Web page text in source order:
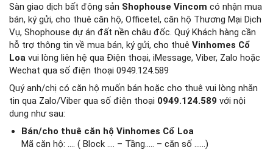
Sàn giao dịch bất động sản Shophouse Vincom có nhận mua
bán, ký gửi, cho thuê căn hộ, Officetel, căn hộ Thương Mại Dịch
Vụ, Shophouse dự án đất nền châu đốc. Quý Khách hàng cần
hỗ trợ thông tin về mua bán, ký gửi, cho thuê Vinhomes Cổ
Loa vui lòng liên hệ qua Điện thoại, iMessage, Viber, Zalo hoặc
Wechat qua số điện thoại 0949.124.589
Quý anh/chị có căn hộ muốn bán hoặc cho thuê vui lòng nhắn
tin qua Zalo/Viber qua số điện thoại 0949.124.589 với nội
dung như sau:
Bán/cho thuê căn hộ Vinhomes Cổ Loa
Mã căn hộ: …. ( Block …. – Tầng….. – căn số ……)